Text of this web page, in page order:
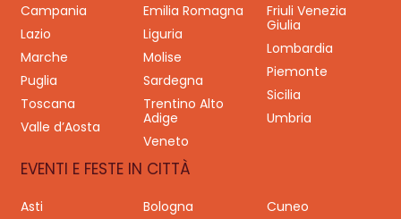
Campania
Emilia Romagna
Friuli Venezia
Giulia
Lazio
Liguria
Lombardia
Marche
Molise
Piemonte
Puglia
Sardegna
Sicilia
Toscana
Trentino Alto
Adige
Umbria
Valle d’Aosta
Veneto
EVENTI E FESTE IN CITTÀ
Asti Bologna
Cuneo